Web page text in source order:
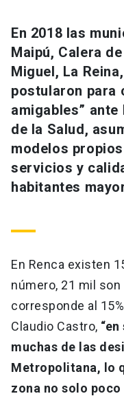
En 2018 las
Maipú, Calera
Miguel, La
postularon para
amigables”
de la Salud,
modelos
servicios y
habitantes
En Renca existen
número, 21 mil
corresponde al
Claudio Castro,
muchas de las
Metropolitana, lo
zona no solo